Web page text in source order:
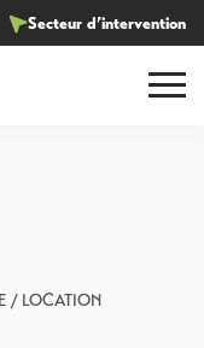
Secteur d’intervention